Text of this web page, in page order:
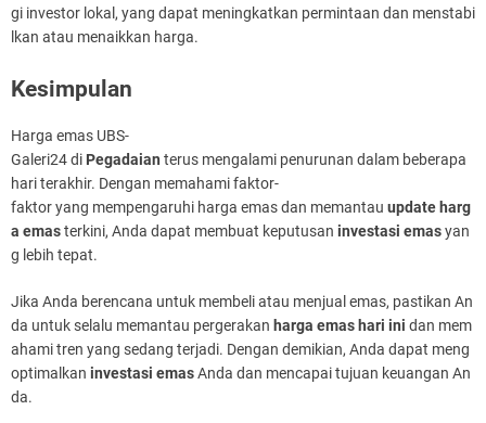
gi investor lokal, yang dapat meningkatkan permintaan dan menstabi
lkan atau menaikkan harga.
Kesimpulan
Harga emas UBS-
Galeri24 di Pegadaian terus mengalami penurunan dalam beberapa
hari terakhir. Dengan memahami faktor-
faktor yang mempengaruhi harga emas dan memantau update harg
a emasterkini, Anda dapat membuat keputusan investasi emasyan
g lebih tepat.
Jika Anda berencana untuk membeli atau menjual emas, pastikan An
da untuk selalu memantau pergerakan harga emas hari ini dan mem
ahami tren yang sedang terjadi. Dengan demikian, Anda dapat meng
optimalkan investasi emasAnda dan mencapai tujuan keuangan An
da.